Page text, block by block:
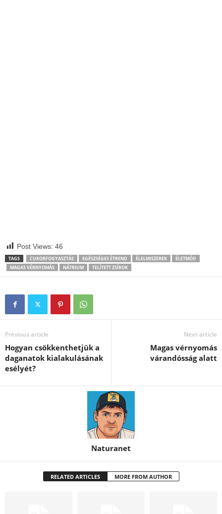
Post Views: 46
TAGS CUKORFOGYASZTÁS EGÉSZSÉGES ÉTREND ÉLELMISZEREK
ÉLETMÓD
MAGAS VÉRNYOMÁS
NÁTRIUM TELÍTETT ZSÍROK
Previous article
Hogyan csökkenthetjük a
daganatok kialakulásának
esélyét?
Next article
Magas vérnyomás
várandósság alatt
Naturanet
RELATED ARTICLES MORE FROM AUTHOR